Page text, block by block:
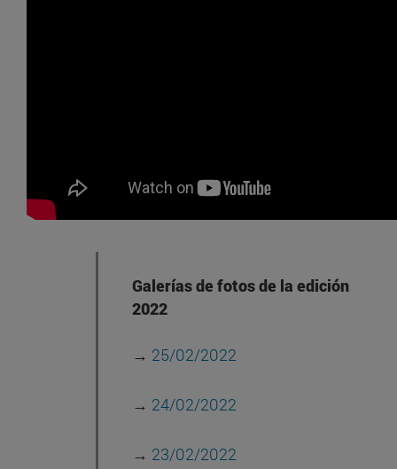
Galerías de fotos de la edición
2022
→ 25/02/2022
→ 24/02/2022
→ 23/02/2022